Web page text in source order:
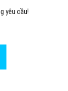
yêu cầu!